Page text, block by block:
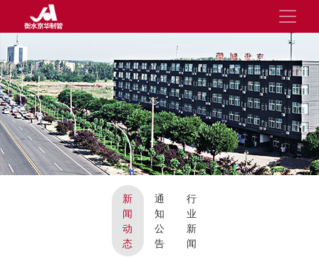
新
闻
动
态
通
知
公
告
行
业
新
闻